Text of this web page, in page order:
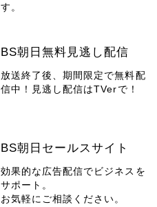
す。
BS朝日無料見逃し配信
放送終了後、期間限定で無料配
信中！見逃し配信はTVerで！
BS朝日セールスサイト
効果的な広告配信でビジネスを
サポート。
お気軽にご相談ください。